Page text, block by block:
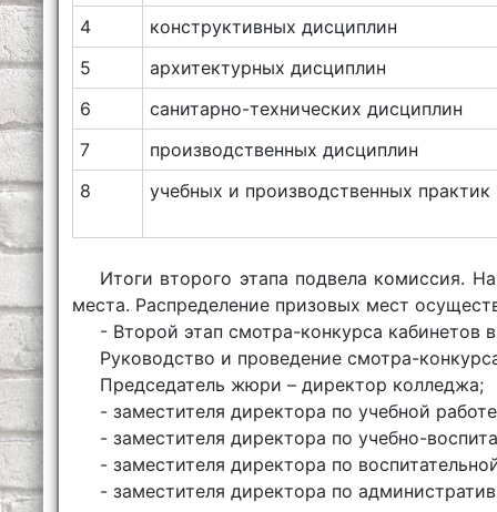
4
конструктивных дисциплин
5
архитектурных дисциплин
6
санитарно-технических дисциплин
7
производственных дисциплин
8
учебных и производственных практик
Итоги второго этапа подвела комиссия.
места. Распределение призовых мест
- Второй этап смотра-конкурса кабинетов
Руководство и проведение смотра-
Председатель жюри – директор колледжа;
- заместителя директора по учебной
- заместителя директора по учебно-
- заместителя директора по
- заместителя директора по